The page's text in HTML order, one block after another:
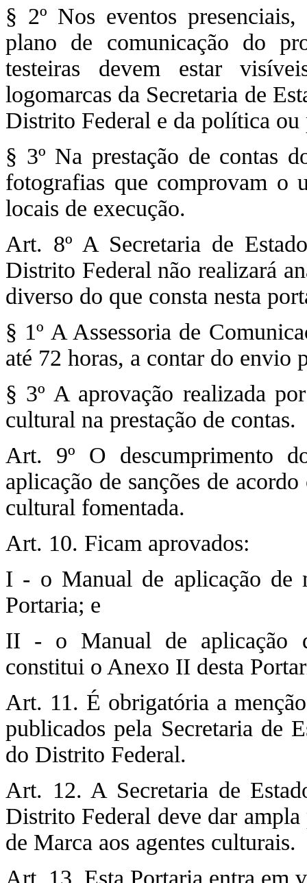
§ 2º Nos eventos
plano de comunicação do
testeiras devem estar
logomarcas da Secretaria de
Distrito Federal e da política
§ 3º Na prestação de contas
fotografias que comprovam o
locais de execução.
Art. 8º A Secretaria de
Distrito Federal não realizará
diverso do que consta nesta
§ 1º A Assessoria de
até 72 horas, a contar do envio
§ 3º A aprovação realizada
cultural na prestação de contas.
Art. 9º O descumprimento
aplicação de sanções de
cultural fomentada.
Art. 10. Ficam aprovados:
I - o Manual de aplicação de
Portaria; e
II - o Manual de aplicação
constitui o Anexo II desta
Art. 11. É obrigatória a
publicados pela Secretaria de
do Distrito Federal.
Art. 12. A Secretaria de
Distrito Federal deve dar
de Marca aos agentes culturais.
Art. 13. Esta Portaria entra em